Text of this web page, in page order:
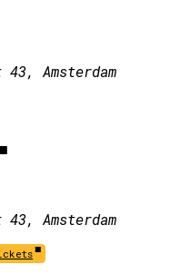
Amsterdam
Amsterdam